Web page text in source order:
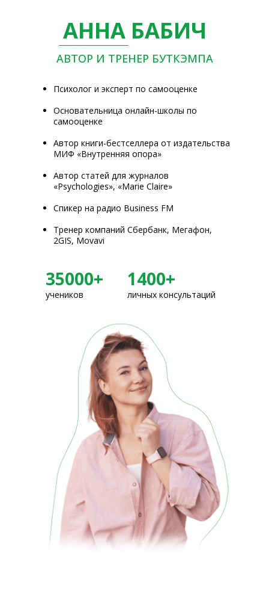
АННА БАБИЧ
АВТОР И ТРЕНЕР БУТКЭМПА
Психолог и эксперт по самооценке
Основательница онлайн-школы по
самооценке
Автор книги-бестселлера от издательства
МИФ «Внутренняя опора»
Автор статей для журналов
«Psychologies», «Marie Claire»
Спикер на радио Business FM
Тренер компаний Сбербанк, Мегафон,
2GIS, Movavi
1400+
35000+
учеников личных консультаций